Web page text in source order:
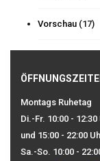
Vorschau (17)
Montags Ruhetag
Di.-Fr. 10:00 - 12:30
und 15:00 - 22:00
Sa.-So. 10:00 -